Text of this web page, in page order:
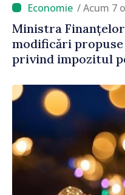
/ Acum 7
Ministra
modificări
privind impozitul